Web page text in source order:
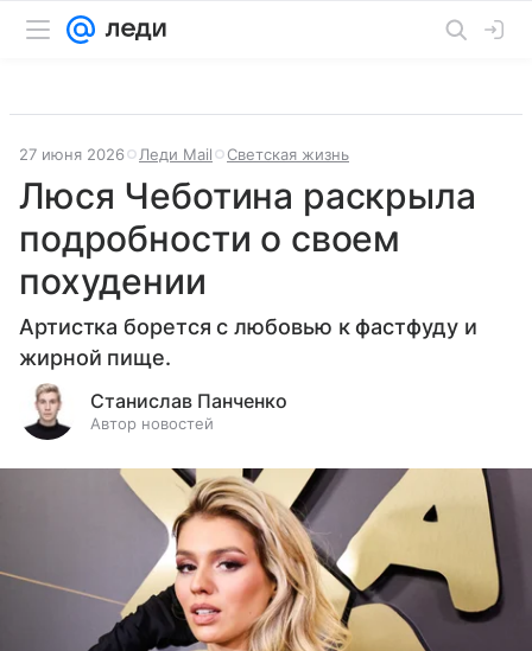
27 июня 2026 Леди Mail Светская жизнь
Люся Чеботина раскрыла
подробности о своем
похудении
Артистка борется с любовью к фастфуду и
жирной пище.
Станислав Панченко
Автор новостей